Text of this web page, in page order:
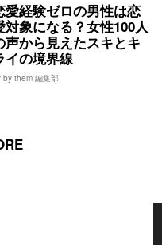
愛経験ゼロの男性は恋
対象になる？女性100人
声から見えたスキとキ
イの境界線
by them 編集部